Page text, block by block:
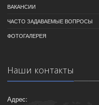
ВАКАНСИИ
ЧАСТО ЗАДАВАЕМЫЕ ВОПРОСЫ
ФОТОГАЛЕРЕЯ
Наши контакты
Адрес: